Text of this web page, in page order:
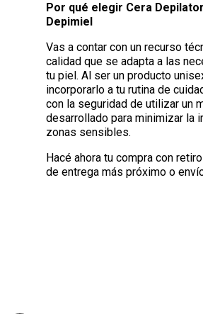
Por qué elegir Cera
Depimiel
Vas a contar con un recurso
calidad que se adapta a las
tu piel. Al ser un producto
incorporarlo a tu rutina de
con la seguridad de utilizar un
desarrollado para minimizar la
zonas sensibles.
Hacé ahora tu compra con
de entrega más próximo o